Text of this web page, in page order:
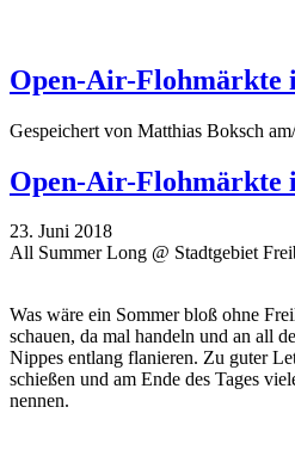
Open-Air-Flohmärkte
Gespeichert von Matthias Boksch
Open-Air-Flohmärkte
23. Juni 2018
All Summer Long @ Stadtgebiet
Was wäre ein Sommer bloß ohne
schauen, da mal handeln und an all
Nippes entlang flanieren. Zu guter
schießen und am Ende des Tages
nennen.